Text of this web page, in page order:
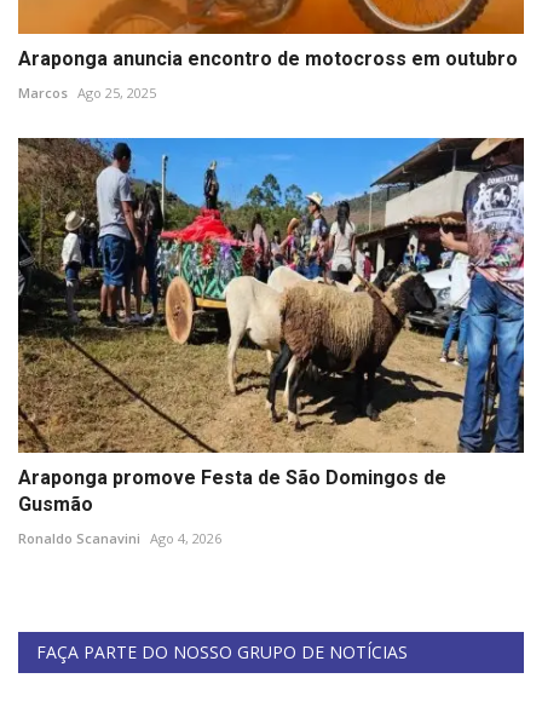
Araponga anuncia encontro de motocross em outubro
Marcos Ago 25, 2025
Araponga promove Festa de São Domingos de
Gusmão
Ronaldo Scanavini Ago 4, 2026
FAÇA PARTE DO NOSSO GRUPO DE NOTÍCIAS